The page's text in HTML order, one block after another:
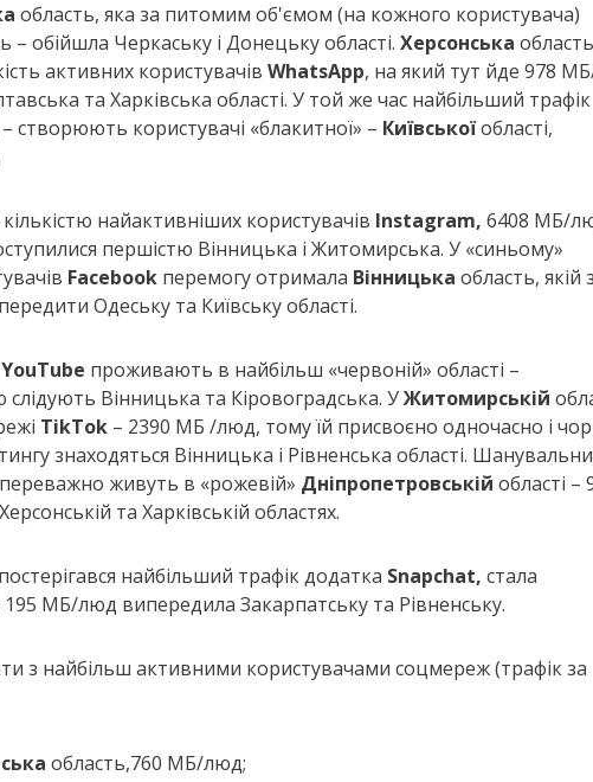
область, яка за питомим об'ємом (на кожного користувача)
обійшла Черкаську і Донецьку області. Херсонська область
активних користувачів WhatsApp, на який тут йде 978
та Харківська області. У той же час найбільший трафік
створюють користувачі «блакитної» – Київськоїобласті,
найактивніших користувачів Instagram, 6408 МБ/
першістю Вінницька і Житомирська. У «синьому»
Facebook перемогу отримала Вінницька область, якій
Одеську та Київську області.
YouTube проживають в найбільш «червоній» області –
Вінницька та Кіровоградська. УЖитомирській
TikTok – 2390 МБ /люд, тому їй присвоєно одночасно і
знаходяться Вінницька і Рівненська області.
живуть в «рожевій» Дніпропетровській області –
та Харківській областях.
найбільший трафік додатка Snapchat, стала
МБ/люд випередила Закарпатську та Рівненську.
з найбільш активними користувачами соцмереж (трафік за
область,760 МБ/люд;